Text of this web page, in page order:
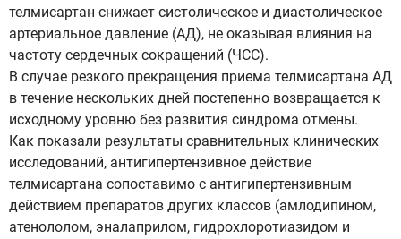
телмисартан снижает систолическое и диастолическое
артериальное давление (АД), не оказывая влияния на
частоту сердечных сокращений (ЧСС).
В случае резкого прекращения приема телмисартана АД
в течение нескольких дней постепенно возвращается к
исходному уровню без развития синдрома отмены.
Как показали результаты сравнительных клинических
исследований, антигипертензивное действие
телмисартана сопоставимо с антигипертензивным
действием препаратов других классов (амлодипином,
атенололом, эналаприлом, гидрохлоротиазидом и